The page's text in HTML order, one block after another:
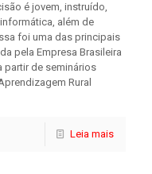
é jovem, instruído,
além de
foi uma das principais
pela Empresa Brasileira
partir de seminários
Rural
Leia mais